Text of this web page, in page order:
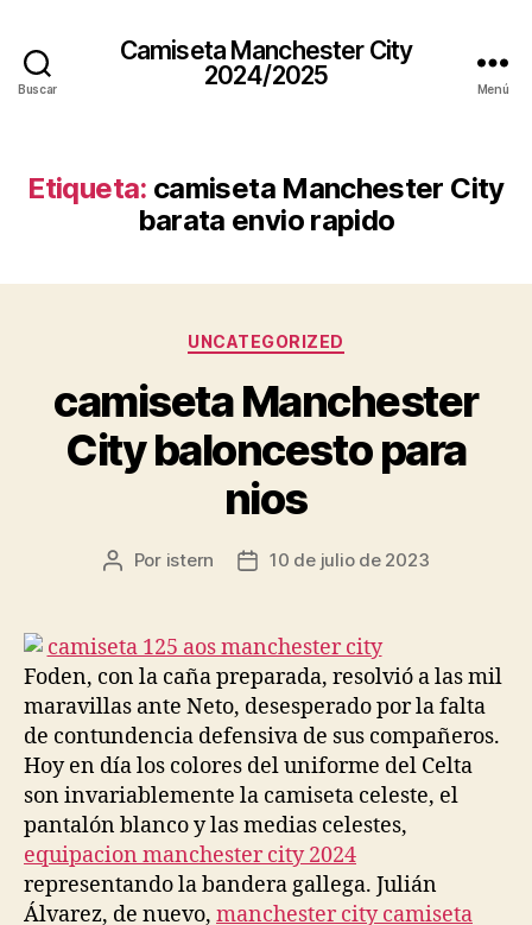
Buscar
Camiseta Manchester City
2024/2025
Menú
Etiqueta: camiseta Manchester City
barata envio rapido
Categorías
UNCATEGORIZED
camiseta Manchester
City baloncesto para
nios
Autor
entrada
Por istern
Fecha
entrada
10 de julio de 2023
Foden, con la caña preparada, resolvió a las mil
maravillas ante Neto, desesperado por la falta
de contundencia defensiva de sus compañeros.
Hoy en día los colores del uniforme del Celta
son invariablemente la camiseta celeste, el
pantalón blanco y las medias celestes,
equipacion manchester city 2024
representando la bandera gallega. Julián
Álvarez, de nuevo, manchester city camiseta